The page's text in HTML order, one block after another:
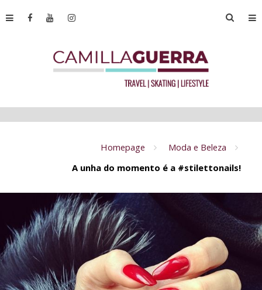
Homepage
Moda e Beleza
A unha do momento é a #stilettonails!